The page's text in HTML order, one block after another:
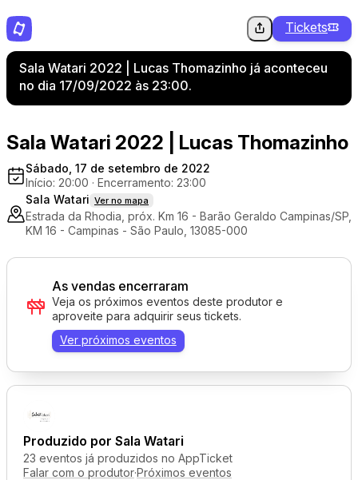
Tickets
Sala Watari 2022 | Lucas Thomazinho já aconteceu
no dia 17/09/2022 às 23:00.
Sala Watari 2022 | Lucas Thomazinho
Sábado, 17 de setembro de 2022
Início: 20:00 · Encerramento: 23:00
Sala Watari Ver no mapa
Estrada da Rhodia, próx. Km 16 - Barão Geraldo Campinas/SP,
KM 16 - Campinas - São Paulo, 13085-000
Produzido por Sala Watari
23 eventos já produzidos no AppTicket
Falar com o produtor·Próximos eventos
As vendas encerraram
Veja os próximos eventos deste produtor e
aproveite para adquirir seus tickets.
Ver próximos eventos